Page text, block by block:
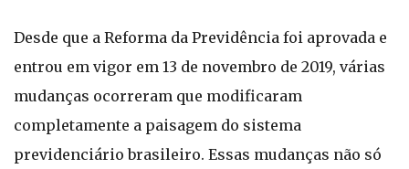
Desde que a Reforma da Previdência foi aprovada e
entrou em vigor em 13 de novembro de 2019, várias
mudanças ocorreram que modificaram
completamente a paisagem do sistema
previdenciário brasileiro. Essas mudanças não só